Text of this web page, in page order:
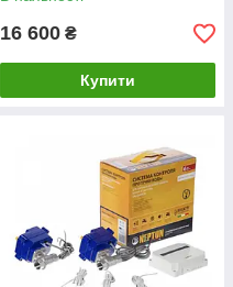
16 600 ₴
Купити